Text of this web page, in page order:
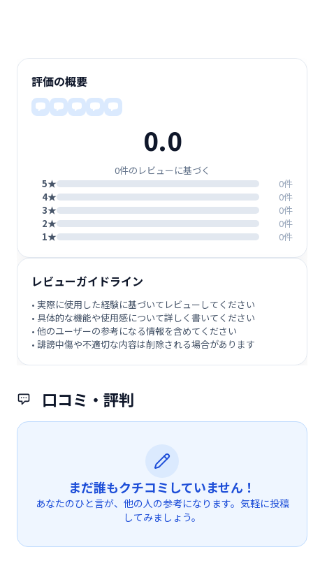
口コミ・評判
まだ誰もクチコミしていません！
あなたのひと言が、他の人の参考になります。気軽に投稿
してみましょう。
評価の概要
0.0
0件のレビューに基づく
5★
0件
4★
0件
3★
0件
2★
0件
1★
0件
レビューガイドライン
• 実際に使用した経験に基づいてレビューしてください
• 具体的な機能や使用感について詳しく書いてください
• 他のユーザーの参考になる情報を含めてください
• 誹謗中傷や不適切な内容は削除される場合があります